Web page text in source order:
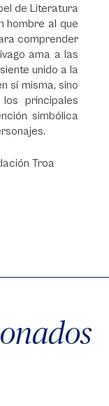
de Literatura
hombre al que
comprender
ama a las
unido a la
sí misma, sino
principales
simbólica
Troa